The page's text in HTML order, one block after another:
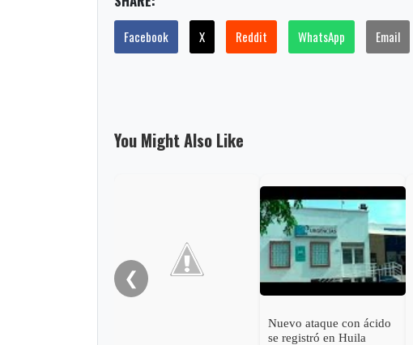
Facebook X Reddit WhatsApp Email
You Might Also Like
❮
Nuevo ataque con ácido
se registró en Huila